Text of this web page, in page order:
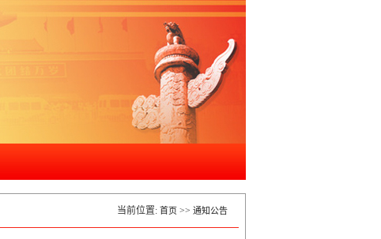
当前位置: 首页 >> 通知公告